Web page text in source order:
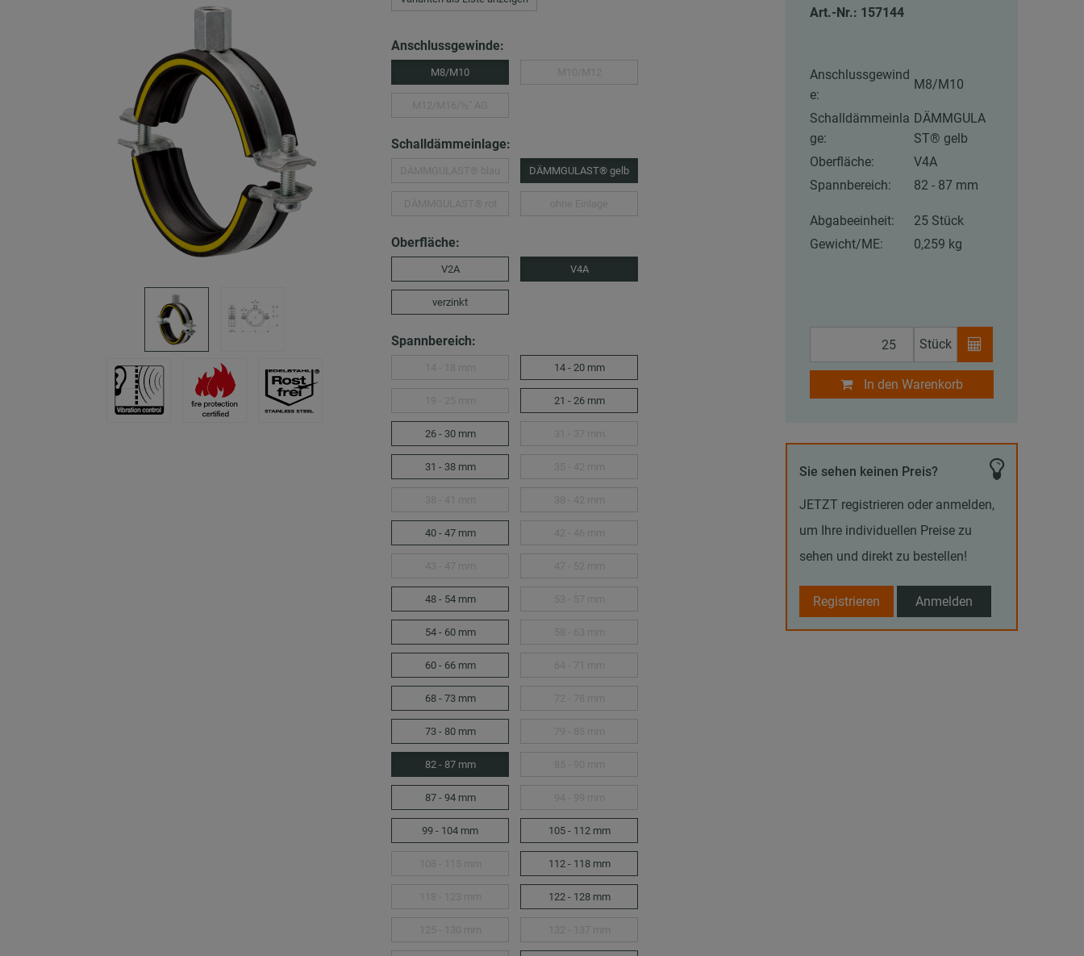
Anschlussgewinde:
M8/M10
Schalldämmeinlage:
DÄMMGULAST® gelb
Oberfläche:
V2A V4A
verzinkt
Spannbereich:
14 - 20 mm
21 - 26 mm
26 - 30 mm
31 - 38 mm
40 - 47 mm
48 - 54 mm
54 - 60 mm
60 - 66 mm
68 - 73 mm
73 - 80 mm
82 - 87 mm
87 - 94 mm
99 - 104 mm 105 - 112 mm
112 - 118 mm
122 - 128 mm
Art.-Nr.: 157144
Anschlussgewind
e:
M8/M10
Schalldämmeinla
ge:
DÄMMGULA
ST® gelb
Oberfläche:
V4A
Spannbereich:
82 - 87 mm
Abgabeeinheit:
25 Stück
Gewicht/ME:
0,259 kg
Stück
In den Warenkorb
Sie sehen keinen Preis?
JETZT registrieren oder anmelden,
um Ihre individuellen Preise zu
sehen und direkt zu bestellen!
Registrieren Anmelden